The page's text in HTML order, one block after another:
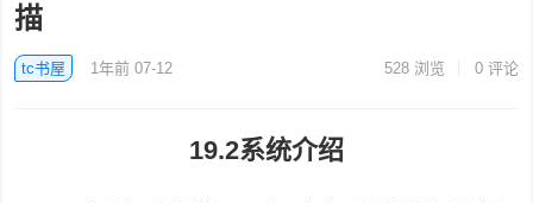
描
tc书屋 1年前 07-12 528浏览 0 评论
19.2系统介绍